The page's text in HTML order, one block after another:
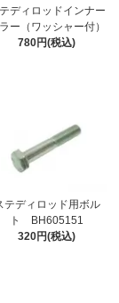
ディロッドインナー
ー（ワッシャー付）
780円(税込)
テディロッド用ボル
ト BH605151
320円(税込)